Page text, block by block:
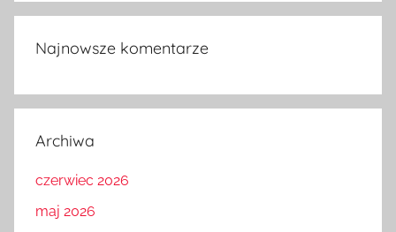
Najnowsze komentarze
Archiwa
czerwiec 2026
maj 2026